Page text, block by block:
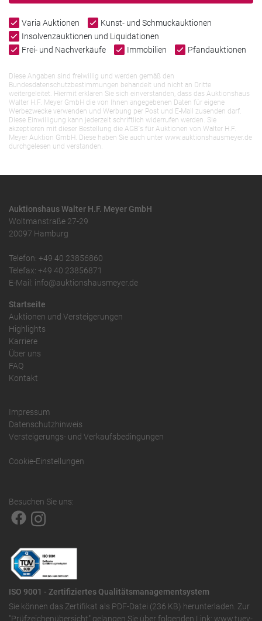
Varia Auktionen
Kunst- und Schmuckauktionen
Insolvenzauktionen und Liquidationen
Frei- und Nachverkäufe
Immobilien Pfandauktionen
Diese Angaben sind freiwillig und werden gemäß den
Bundesdatenschutzbestimmungen behandelt und nicht an Dritte
weitergeleitet. Hiermit erklären Sie sich einverstanden, dass das Auktionshaus
Walter H.F. Meyer GmbH die von Ihnen angegebenen Daten für eigene
Werbezwecke verwenden und Werbung per Post und E-Mail zusenden darf.
Diese Einwilligung kann jederzeit schriftlich widerrufen werden. Sie
akzeptieren mit dieser Bestellung die AGB`s für Auktionen von Walter H.F.
Meyer Auktion GmbH. Diese haben Sie auch unter www.auktionshausmeyer.de
durchgelesen und verstanden.
Auktionshaus Walter H.F. Meyer GmbH
Woltmanstraße 27-29
20097 Hamburg
Telefon: +49 40 23856860
Telefax: +49 40 23856871
E-Mail: info@auktionshausmeyer.de
Startseite
Auktionen und Versteigerungen
Highlights
Karriere
Über uns
FAQ
Kontakt
Impressum
Datenschutzhinweis
Versteigerungs- und Verkaufsbedingungen
Cookie-Einstellungen
Besuchen Sie uns:
ISO 9001 - Zertifiziertes Qualitätsmanagementsystem
Sie können das Zertifikat als PDF-Datei (236 KB) herunterladen. Zur
"Prüfzeichenübersicht" gelangen Sie über folgenden Link: www.tuev-